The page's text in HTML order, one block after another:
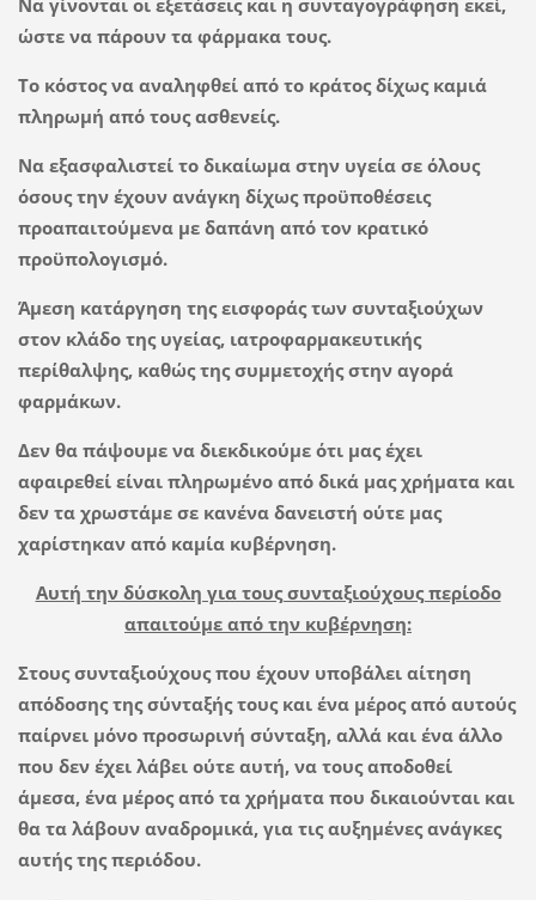
ώστε να πάρουν τα φάρμακα τους.
Το κόστος να αναληφθεί από το κράτος δίχως καμιά
πληρωμή από τους ασθενείς.
Να εξασφαλιστεί το δικαίωμα στην υγεία σε όλους
όσους την έχουν ανάγκη δίχως προϋποθέσεις
προαπαιτούμενα με δαπάνη από τον κρατικό
προϋπολογισμό.
Άμεση κατάργηση της εισφοράς των συνταξιούχων
στον κλάδο της υγείας, ιατροφαρμακευτικής
περίθαλψης, καθώς της συμμετοχής στην αγορά
φαρμάκων.
Δεν θα πάψουμε να διεκδικούμε ότι μας έχει
αφαιρεθεί είναι πληρωμένο από δικά μας χρήματα και
δεν τα χρωστάμε σε κανένα δανειστή ούτε μας
χαρίστηκαν από καμία κυβέρνηση.
Αυτή την δύσκολη για τους συνταξιούχους περίοδο
απαιτούμε από την κυβέρνηση:
Στους συνταξιούχους που έχουν υποβάλει αίτηση
απόδοσης της σύνταξής τους και ένα μέρος από αυτούς
παίρνει μόνο προσωρινή σύνταξη, αλλά και ένα άλλο
που δεν έχει λάβει ούτε αυτή, να τους αποδοθεί
άμεσα, ένα μέρος από τα χρήματα που δικαιούνται και
θα τα λάβουν αναδρομικά, για τις αυξημένες ανάγκες
αυτής της περιόδου.